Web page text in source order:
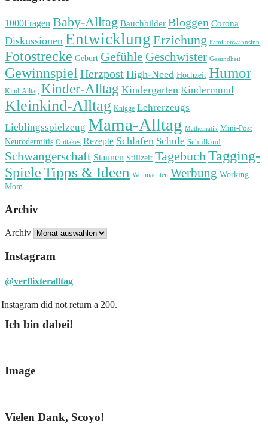
1000Fragen Baby-Alltag Bauchbilder Bloggen Corona
Diskussionen Entwicklung Erziehung Familienwahnsinn
Fotostrecke Geburt Gefühle Geschwister Gesundheit
Gewinnspiel Herzpost High-Need Hochzeit Humor
Kind-Alltag Kinder-Alltag Kindergarten Kindermund
Kleinkind-Alltag Knigge Lehrerzeugs
Lieblingsspielzeug Mama-Alltag Mathematik Mini-Post
Neurodermitis Outtakes Rezepte Schlafen Schule Schulkind
Schwangerschaft Staunen Stillzeit TagebuchTagging-
SpieleTipps & Ideen Weihnachten Werbung Working
Mom
Archiv
Archiv
Instagram
@verflixteralltag
Instagram did not return a 200.
Ich bin dabei!
Image
Vielen Dank, Scoyo!